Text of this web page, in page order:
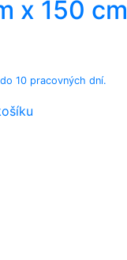
x 150 cm
10 pracovných dní.